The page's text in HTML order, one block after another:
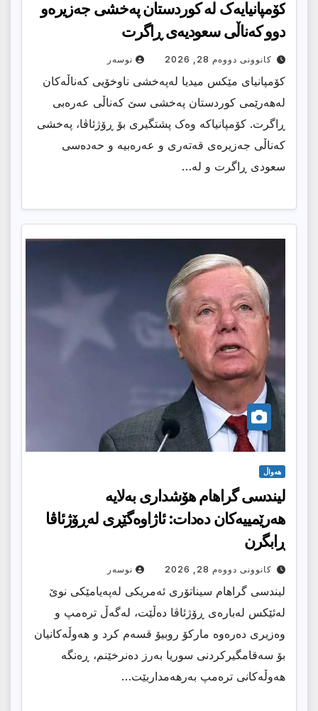
کۆمپانیایەک لە کوردستان پەخشی جەزیرەو
دوو کەناڵی سعودیەی ڕاگرت
کانوونی دووەم 28, 2026 نوسەر
کۆمپانیای مێکس میدیا لەپەخشی ناوخۆیی کەناڵەکان
لەهەرێمی کوردستان پەخشی سێ کەناڵی عەرەبی
ڕاگرت. کۆمپانیاکە وەک پشتگیری بۆ ڕۆژئاڤا، پەخشی
کەناڵی جەزیرەی قەتەری و عەرەبیە و حەدەسی
سعودی ڕاگرت و لە…
هەواڵ
لیندسی گراهام هۆشداری بەلایە
هەرێمییەکان دەدات: ئاژاوەگێڕی لەڕۆژئاڤا
ڕابگرن
کانوونی دووەم 28, 2026 نوسەر
لیندسی گراهام سیناتۆری ئەمریکی لەپەیامێکی نوێ
لەئێکس لەبارەی ڕۆژئاڤا دەڵێت، لەگەڵ ترەمپ و
وەزیری دەرەوە مارکۆ روبیۆ قسەم کرد و هەوڵەکانیان
بۆ سەقامگیرکردنی سوریا بەرز دەنرخێنم، ڕەنگە
هەوڵەکانی ترەمپ بەرهەمداربێت…